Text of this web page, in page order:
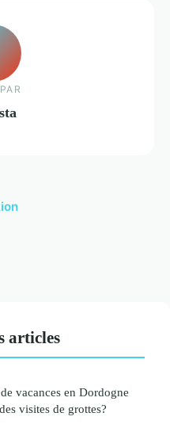
articles
vacances en Dordogne
visites de grottes?